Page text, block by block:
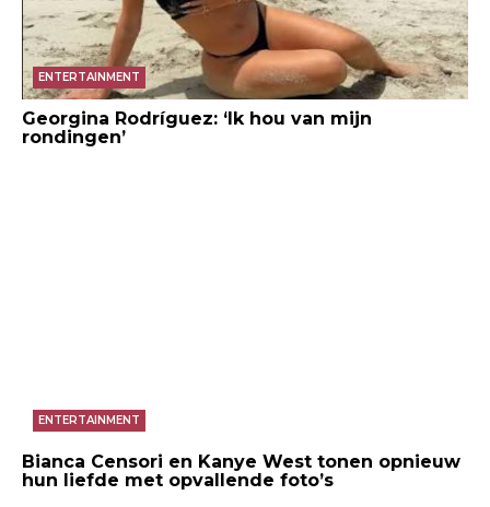
ENTERTAINMENT
Georgina Rodríguez: ‘Ik hou van mijn
rondingen’
ENTERTAINMENT
Bianca Censori en Kanye West tonen opnieuw
hun liefde met opvallende foto’s